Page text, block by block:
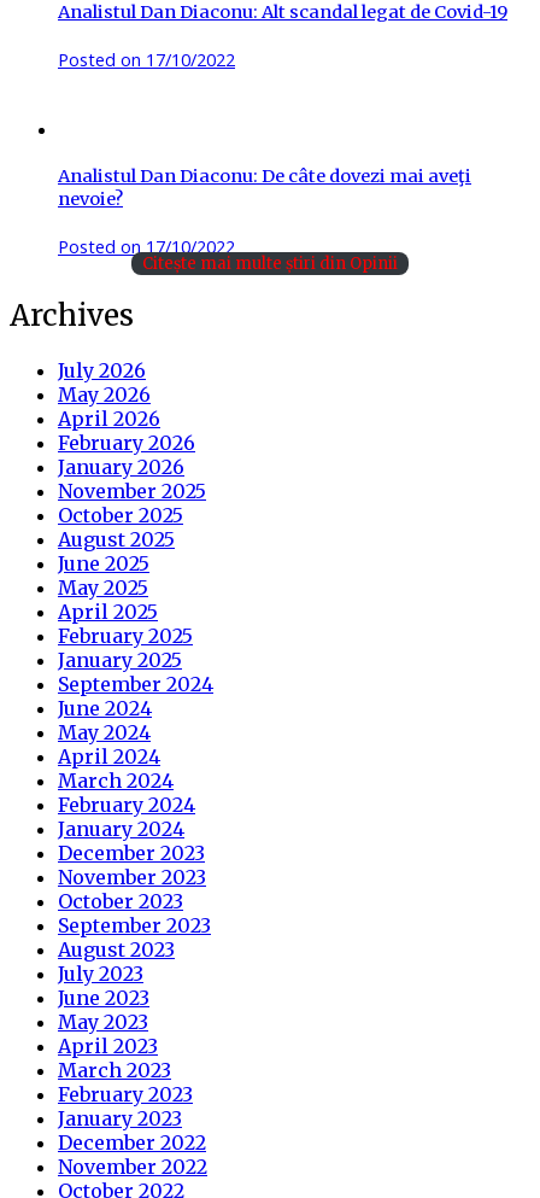
Analistul Dan Diaconu: Alt scandal legat de Covid-19
Posted on 17/10/2022
Analistul Dan Diaconu: De câte dovezi mai aveţi
nevoie?
Posted on 17/10/2022
Citește mai multe știri din Opinii
Archives
July 2026
May 2026
April 2026
February 2026
January 2026
November 2025
October 2025
August 2025
June 2025
May 2025
April 2025
February 2025
January 2025
September 2024
June 2024
May 2024
April 2024
March 2024
February 2024
January 2024
December 2023
November 2023
October 2023
September 2023
August 2023
July 2023
June 2023
May 2023
April 2023
March 2023
February 2023
January 2023
December 2022
November 2022
October 2022